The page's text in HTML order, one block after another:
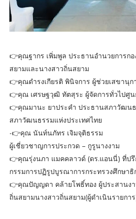
👉คุณฐากร เพิ่มพูล ประธานอำนวยการก
สยามและนางสาวถิ่นสยาม
👉คุณดำรงเกียรติ พินิจการ ผู้ช่วยเสขานุก
👉คุณ เศรษฐวุฒิ ทัตสุระ ผู้จัดการทั่วไปศู
👉คุณมานะ ยาประคำ ประธานสภาวัฒนธ
สภาวัฒนธรรมแห่งประเทศไทย
-👉คุณ นันท์นภัทร เจิมจุติธรรม
ผู้เชี่ยวชาญการประกวด – กูรูนางงาม
👉คุณรุ่งนภา แมคคลาวด์ (ดร.แอนนี่) ที่ป
กรรมการปฏิรูปบูรณาการกระทรวงศึกษาธิ
👉คุณปัญญดา คล้ายโพธิ์ทอง ผู้ประสานง
ถิ่นสยามนางสาวถิ่นสยาม(ผู้ดำเนินรายกา